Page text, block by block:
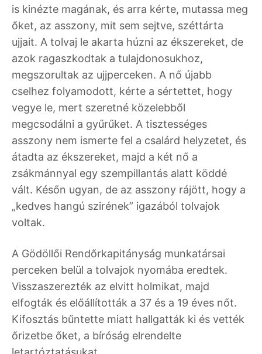
is kinézte magának, és arra kérte, mutassa meg
őket, az asszony, mit sem sejtve, széttárta
ujjait. A tolvaj le akarta húzni az ékszereket, de
azok ragaszkodtak a tulajdonosukhoz,
megszorultak az ujjperceken. A nő újabb
cselhez folyamodott, kérte a sértettet, hogy
vegye le, mert szeretné közelebből
megcsodálni a gyűrűket. A tisztességes
asszony nem ismerte fel a csalárd helyzetet, és
átadta az ékszereket, majd a két nő a
zsákmánnyal egy szempillantás alatt köddé
vált. Későn ugyan, de az asszony rájött, hogy a
„kedves hangú szirének” igazából tolvajok
voltak.
A Gödöllői Rendőrkapitányság munkatársai
perceken belül a tolvajok nyomába eredtek.
Visszaszerezték az elvitt holmikat, majd
elfogták és előállították a 37 és a 19 éves nőt.
Kifosztás bűntette miatt hallgatták ki és vették
őrizetbe őket, a bíróság elrendelte